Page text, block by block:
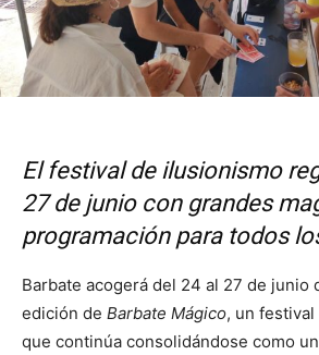
El festival de ilusionismo
27 de junio con grandes
programación para todos
Barbate acogerá del 24 al 27 de junio
edición de Barbate Mágico, un
que continúa consolidándose como